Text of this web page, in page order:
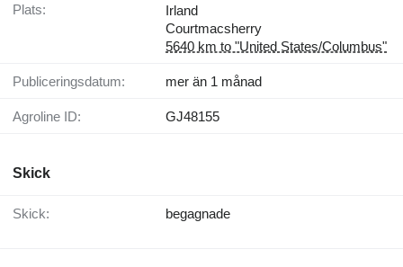
Plats:
Irland
Courtmacsherry
5640 km to "United States/Columbus"
Publiceringsdatum: mer än 1 månad
Agroline ID: GJ48155
Skick
Skick: begagnade